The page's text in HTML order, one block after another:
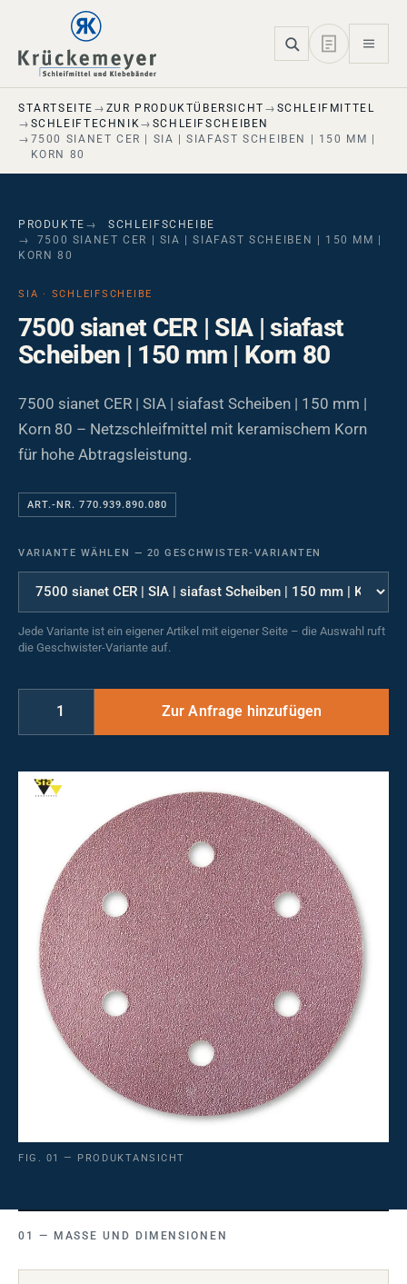
Skip to main navigation
Skip to main content
Skip to page footer
STARTSEITE ZUR PRODUKTÜBERSICHT
SCHLEIFMITTEL
SCHLEIFTECHNIK
SCHLEIFSCHEIBEN
7500 SIANET CER | SIA | SIAFAST SCHEIBEN | 150 MM |
KORN 80
PRODUKTE
SCHLEIFSCHEIBE
7500 SIANET CER | SIA | SIAFAST SCHEIBEN | 150 MM |
KORN 80
SIA · SCHLEIFSCHEIBE
7500 sianet CER | SIA | siafast
Scheiben | 150 mm | Korn 80
7500 sianet CER | SIA | siafast Scheiben | 150 mm |
Korn 80 – Netzschleifmittel mit keramischem Korn
für hohe Abtragsleistung.
ART.-NR. 770.939.890.080
VARIANTE WÄHLEN — 20 GESCHWISTER-VARIANTEN
Jede Variante ist ein eigener Artikel mit eigener Seite – die Auswahl ruft
die Geschwister-Variante auf.
FIG. 01 — PRODUKTANSICHT
MASSE UND DIMENSIONEN